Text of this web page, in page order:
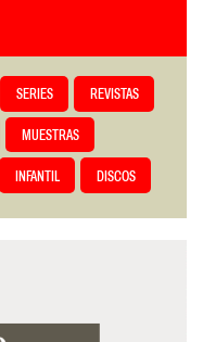
SERIES REVISTAS
MUESTRAS
INFANTIL DISCOS